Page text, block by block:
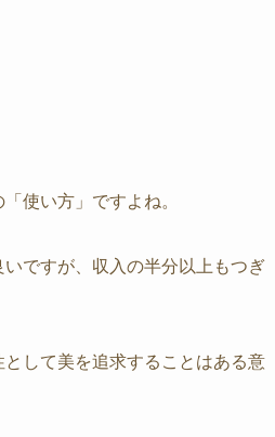
使い方」ですよね。
ですが、収入の半分以上もつぎ
して美を追求することはある意